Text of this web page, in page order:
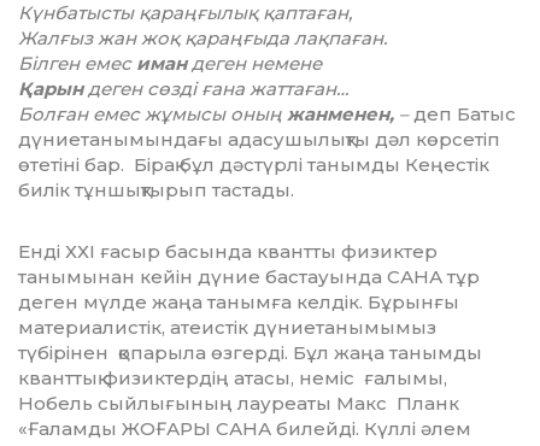
Күнбатысты қараңғылық қаптаған,
Жалғыз жан жоқ қараңғыда лақпаған.
Білген емес имандеген немене
Қарындеген сөзді ғана жаттаған…
Болған емес жұмысы оның жанменен, –деп Батыс
дүниетанымындағы адасушылықты дәл көрсетіп
өтетіні бар. Бірақ бұл дәстүрлі танымды Кеңестік
билік тұншықтырып тастады.
Енді ХХІ ғасыр басында квантты физиктер
танымынан кейін дүние бастауында САНА тұр
деген мүлде жаңа танымға келдік. Бұрынғы
материалистік, атеистік дүниетанымымыз
түбірінен қопарыла өзгерді. Бұл жаңа танымды
кванттық физиктердің атасы, неміс ғалы­мы,
Нобель сыйлығының лауреаты Макс Планк
«Ғалам­ды ЖОҒАРЫ САНА билейді. Күллі әлем